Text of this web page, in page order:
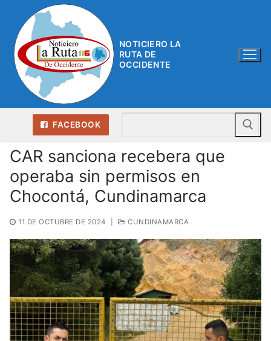
contenido
NOTICIERO LA
RUTA DE
OCCIDENTE
FACEBOOK
CAR sanciona recebera que
operaba sin permisos en
Chocontá, Cundinamarca
11 DE OCTUBRE DE 2024 CUNDINAMARCA